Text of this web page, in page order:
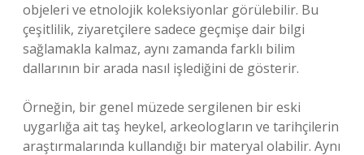
objeleri ve etnolojik koleksiyonlar görülebilir. Bu
çeşitlilik, ziyaretçilere sadece geçmişe dair bilgi
sağlamakla kalmaz, aynı zamanda farklı bilim
dallarının bir arada nasıl işlediğini de gösterir.
Örneğin, bir genel müzede sergilenen bir eski
uygarlığa ait taş heykel, arkeologların ve tarihçilerin
araştırmalarında kullandığı bir materyal olabilir. Aynı